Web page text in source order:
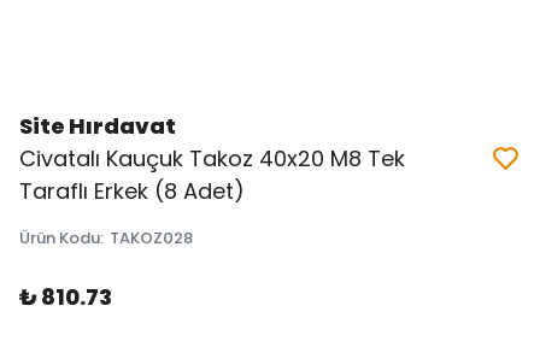
Site Hırdavat
Civatalı Kauçuk Takoz 40x20 M8 Tek
Taraflı Erkek (8 Adet)
Ürün Kodu: TAKOZ028
₺ 810.73